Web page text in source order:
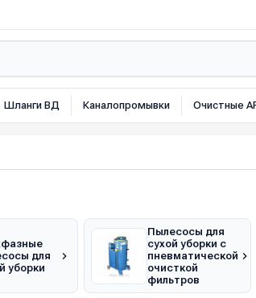
Шланги ВД Каналопромывки Очистные
для
уборки
Пылесосы для
сухой уборки с
пневматической
очисткой
фильтров